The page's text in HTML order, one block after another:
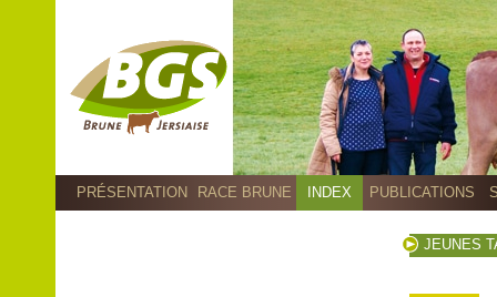
PRÉSENTATION RACE BRUNE INDEX PUBLICATIONS
JEUNES